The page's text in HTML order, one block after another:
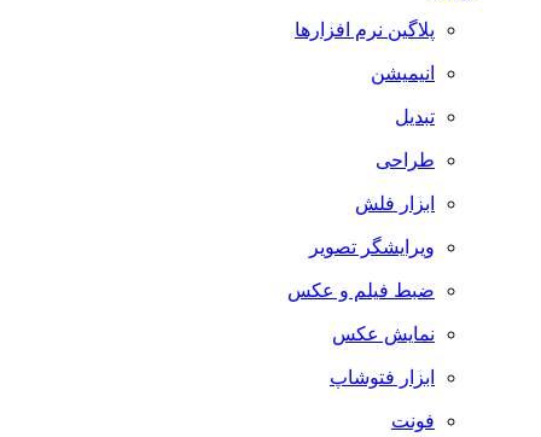
پلاگین نرم افزارها
انیمیشن
تبدیل
طراحی
ابزار فلش
ویرایشگر تصویر
ضبط فيلم و عكس
نمایش عکس
ابزار فتوشاپ
فونت